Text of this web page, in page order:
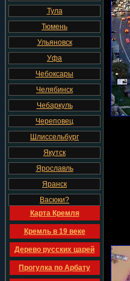
Тула
Тюмень
Ульяновск
Уфа
Чебоксары
Челябинск
Чебаркуль
Череповец
Шлиссельбург
Якутск
Ярославль
Яранск
Васюки?
Карта Кремля
Кремль в 19 веке
Дерево русских царей
Прогулка по Арбату